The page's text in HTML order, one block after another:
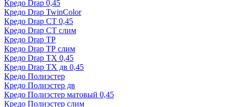
Кредо Drap 0,45
Кредо Drap TwinColor
Кредо Drap СТ 0,45
Кредо Drap СТ слим
Кредо Drap ТР
Кредо Drap ТР слим
Кредо Drap ТХ 0,45
Кредо Drap ТХ дв 0,45
Кредо Полиэстер
Кредо Полиэстер дв
Кредо Полиэстер матовый 0,45
Кредо Полиэстер слим